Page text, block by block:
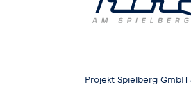
Projekt Spielberg GmbH